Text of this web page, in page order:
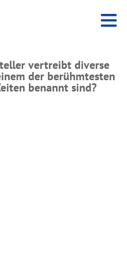
vertreibt diverse
der berühmtesten
benannt sind?